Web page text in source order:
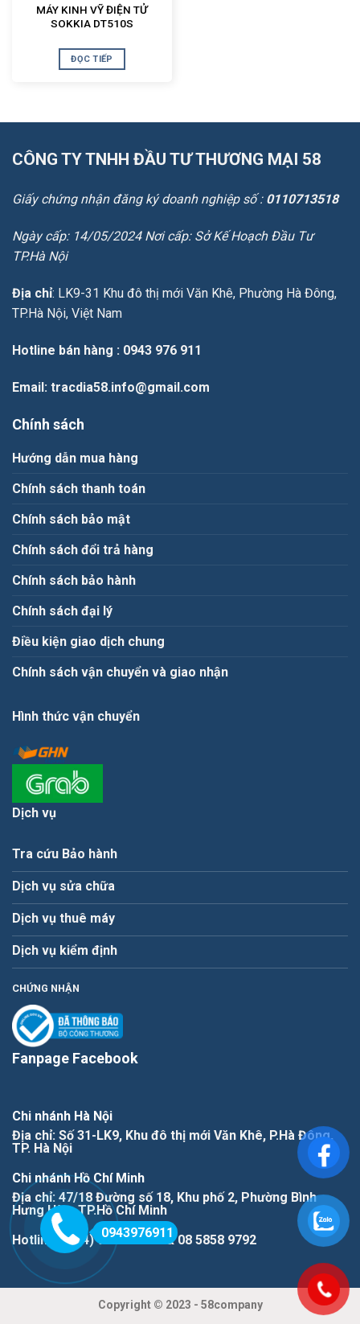
MÁY KINH VỸ ĐIỆN TỬ
SOKKIA DT510S
ĐỌC TIẾP
CÔNG TY TNHH ĐẦU TƯ THƯƠNG MẠI 58
Giấy chứng nhận đăng ký doanh nghiệp số : 0110713518
Ngày cấp: 14/05/2024 Nơi cấp: Sở Kế Hoạch Đầu Tư
TP.Hà Nội
Địa chỉ: LK9-31 Khu đô thị mới Văn Khê, Phường Hà Đông,
TP.Hà Nội, Việt Nam
Hotline bán hàng : 0943 976 911
Email: tracdia58.info@gmail.com
Chính sách
Hướng dẫn mua hàng
Chính sách thanh toán
Chính sách bảo mật
Chính sách đổi trả hàng
Chính sách bảo hành
Chính sách đại lý
Điều kiện giao dịch chung
Chính sách vận chuyển và giao nhận
Hình thức vận chuyển
Dịch vụ
Tra cứu Bảo hành
Dịch vụ sửa chữa
Dịch vụ thuê máy
Dịch vụ kiểm định
CHỨNG NHẬN
Fanpage Facebook
Chi nhánh Hà Nội
Địa chỉ: Số 31-LK9, Khu đô thị mới Văn Khê, P.Hà Đông,
TP. Hà Nội
Chi nhánh Hồ Chí Minh
Địa chỉ: 47/18 Đường số 18, Khu phố 2, Phường Bình
Hưng Hòa, TP.Hồ Chí Minh
Hotline: (+84) 943976911 & 08 5858 9792
Copyright © 2023 - 58company
0943976911